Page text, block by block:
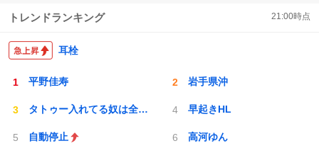
トレンドランキング 21:00時点
耳栓
平野佳寿 岩手県沖
タトゥー入れてる奴は全員バカです 早起きHL
自動停止 高河ゆん